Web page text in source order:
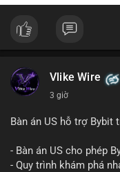
Vlike Wire
3 giờ
Bàn án US hỗ trợ Bybit
- Bàn án US cho phép
- Quy trình khám phá